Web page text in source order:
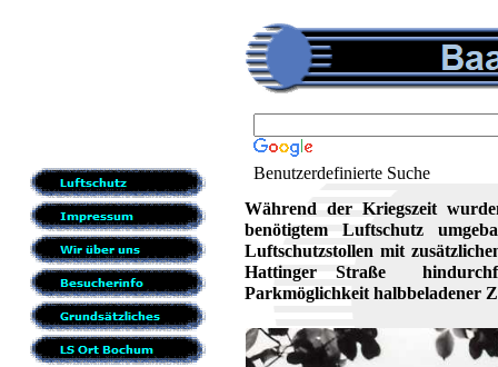
Während der Kriegszeit
benötigtem Luftschutz
Luftschutzstollen mit
Hattinger Straße
Parkmöglichkeit halbbeladener
Benutzerdefinierte Suche